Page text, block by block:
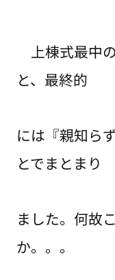
上棟式最中
と、最終的
には『親知ら
とでまとまり
ました。何故
か。。。